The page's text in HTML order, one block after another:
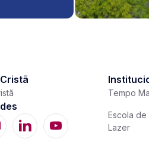
Tempo
Escola de
Lazer